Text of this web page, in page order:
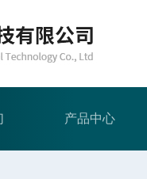
产品中心